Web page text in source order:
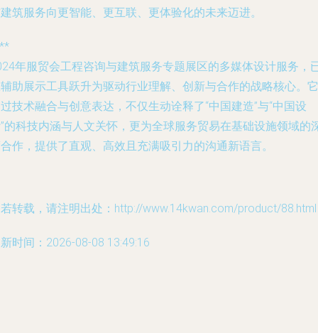
筑服务向更智能、更互联、更体验化的未来迈进。
年服贸会工程咨询与建筑服务专题展区的多媒体设计服务，
助展示工具跃升为驱动行业理解、创新与合作的战略核心。它
技术融合与创意表达，不仅生动诠释了“中国建造”与“中国设
的科技内涵与人文关怀，更为全球服务贸易在基础设施领域的
作，提供了直观、高效且充满吸引力的沟通新语言。
转载，请注明出处：http://www.14kwan.com/product/88.html
时间：2026-08-08 13:49:16